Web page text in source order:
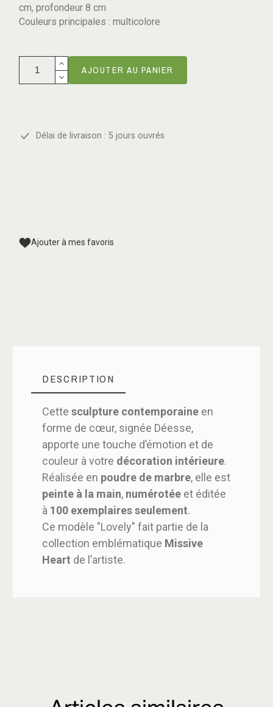
cm, profondeur 8 cm
Couleurs principales : multicolore
AJOUTER AU PANIER
Délai de livraison : 5 jours ouvrés
Ajouter à mes favoris
DESCRIPTION
Cette sculpture contemporaine en
forme de cœur, signée Déesse,
apporte une touche d’émotion et de
couleur à votre décoration intérieure.
Réalisée en poudre de marbre, elle est
peinte à la main, numérotée et éditée
à 100 exemplaires seulement.
Ce modèle "Lovely" fait partie de la
collection emblématique Missive
Heart de l’artiste.